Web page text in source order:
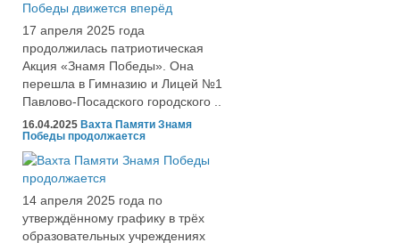
17 апреля 2025 года
продолжилась патриотическая
Акция «Знамя Победы». Она
перешла в Гимназию и Лицей №1
Павлово-Посадского городского ..
16.04.2025 Вахта Памяти Знамя
Победы продолжается
14 апреля 2025 года по
утверждённому графику в трёх
образовательных учреждениях